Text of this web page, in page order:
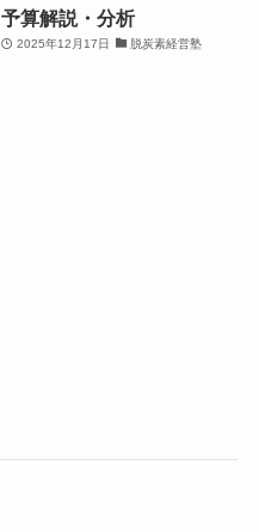
予算解説・分析
2025年12月17日 脱炭素経営塾